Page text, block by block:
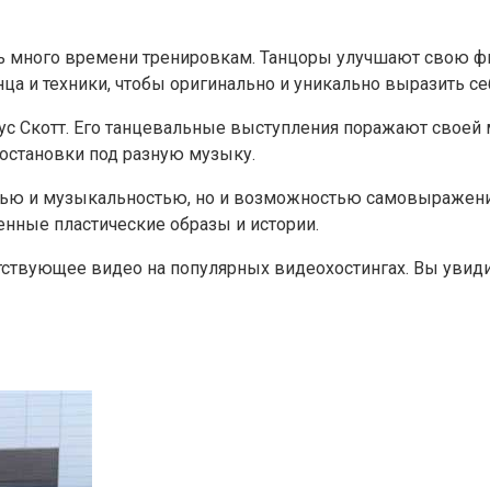
много времени тренировкам. Танцоры улучшают свою
техники, чтобы оригинально и уникально выразить
Скотт. Его танцевальные выступления поражают
под разную музыку.
и музыкальностью, но и возможностью
пластические образы и истории.
видео на популярных видеохостингах. Вы